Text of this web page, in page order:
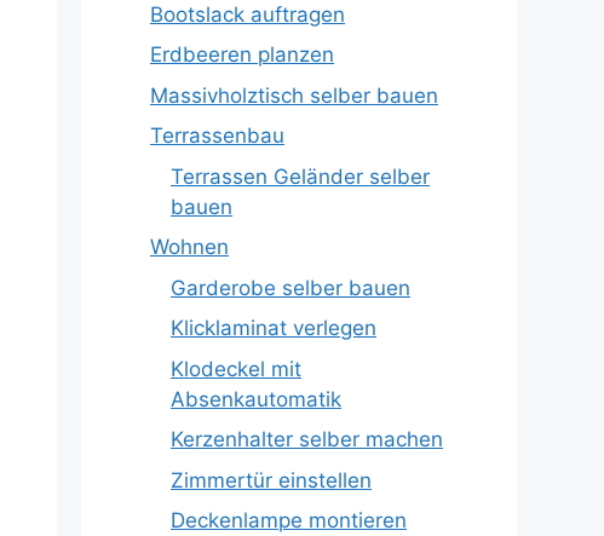
Bootslack auftragen
Erdbeeren planzen
Massivholztisch selber bauen
Terrassenbau
Terrassen Geländer selber
bauen
Wohnen
Garderobe selber bauen
Klicklaminat verlegen
Klodeckel mit
Absenkautomatik
Kerzenhalter selber machen
Zimmertür einstellen
Deckenlampe montieren